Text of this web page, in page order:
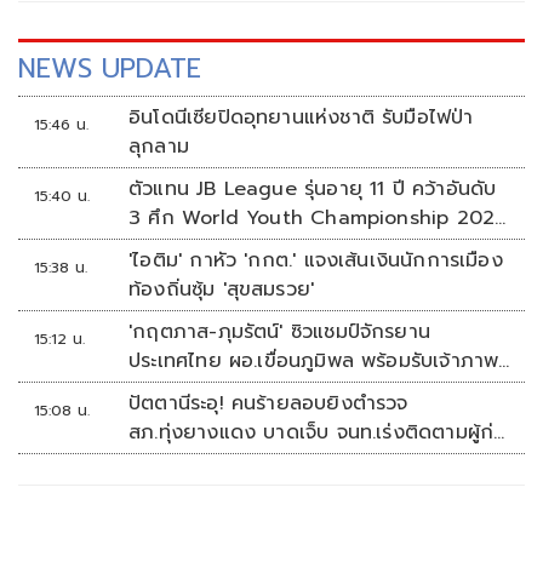
NEWS UPDATE
15:46 น.
อินโดนีเซียปิดอุทยานแห่งชาติ รับมือไฟป่า
ลุกลาม
15:40 น.
ตัวแทน JB League รุ่นอายุ 11 ปี คว้าอันดับ
3 ศึก World Youth Championship 2026
ที่สิงคโปร์
15:38 น.
'ไอติม' กาหัว 'กกต.' แจงเส้นเงินนักการเมือง
ท้องถิ่นซุ้ม 'สุขสมรวย'
15:12 น.
'กฤตภาส-ภุมรัตน์' ซิวแชมป์จักรยาน
ประเทศไทย ผอ.เขื่อนภูมิพล พร้อมรับเจ้าภาพ
ต่อ ปี 2570
15:08 น.
ปัตตานีระอุ! คนร้ายลอบยิงตำรวจ
สภ.ทุ่งยางแดง บาดเจ็บ จนท.เร่งติดตามผู้ก่อ
เหตุ